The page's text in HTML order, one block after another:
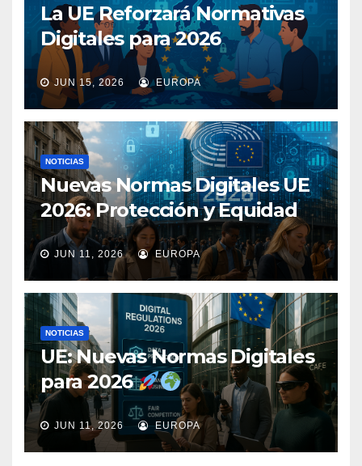
La UE Reforzará Normativas
Digitales para 2026
JUN 15, 2026 EUROPA
NOTICIAS
Nuevas Normas Digitales UE
2026: Protección y Equidad
JUN 11, 2026 EUROPA
NOTICIAS
UE: Nuevas Normas Digitales
para 2026
JUN 11, 2026 EUROPA